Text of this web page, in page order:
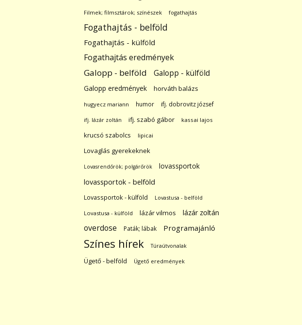
Filmek; filmsztárok; színészek fogathajtás
Fogathajtás - belföld
Fogathajtás - külföld
Fogathajtás eredmények
Galopp - belföld Galopp - külföld
Galopp eredmények horváth balázs
hugyecz mariann humor ifj. dobrovitz józsef
ifj. lázár zoltán ifj. szabó gábor kassai lajos
krucsó szabolcs lipicai
Lovaglás gyerekeknek
Lovasrendőrök; polgárőrök
lovassportok
lovassportok - belföld
Lovassportok - külföld Lovastusa - belföld
Lovastusa - külföld lázár vilmos lázár zoltán
overdose Paták; lábak Programajánló
Színes hírek Túraútvonalak
Ügető - belföld Ügető eredmények